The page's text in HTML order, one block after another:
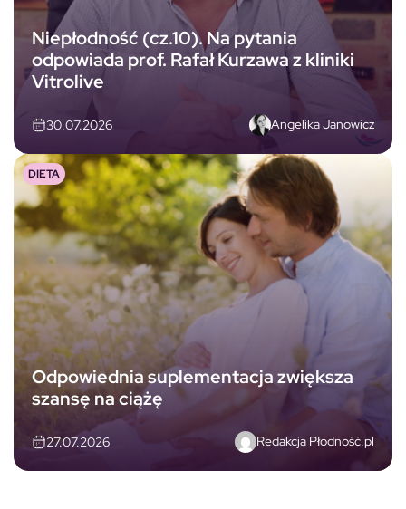
Niepłodność (cz.10). Na pytania
odpowiada prof. Rafał Kurzawa z kliniki
Vitrolive
30.07.2026 Angelika Janowicz
Odpowiednia suplementacja zwiększa
szansę na ciążę
27.07.2026 Redakcja Płodność.pl
DIETA